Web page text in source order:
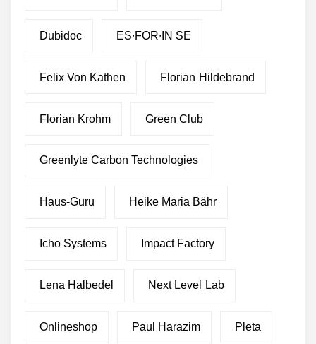
Dubidoc ES∙FOR∙IN SE
Felix Von Kathen Florian Hildebrand
Florian Krohm Green Club
Greenlyte Carbon Technologies
Haus-Guru Heike Maria Bähr
Icho Systems Impact Factory
Lena Halbedel Next Level Lab
Onlineshop Paul Harazim Pleta